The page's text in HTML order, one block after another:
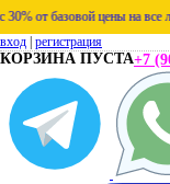
от базовой цены на все
вход регистрация
КОРЗИНА ПУСТА+7